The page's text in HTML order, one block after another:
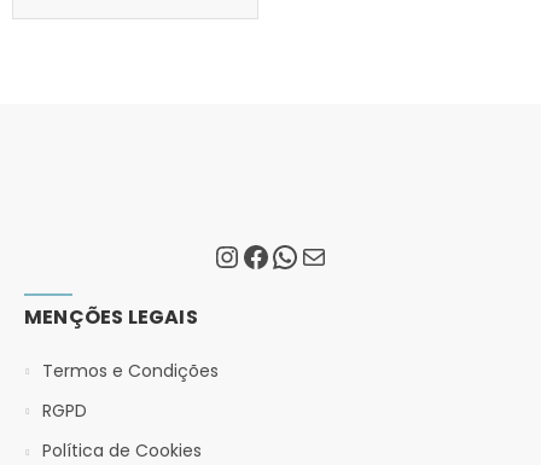
MENÇÕES LEGAIS
Termos e Condições
RGPD
Política de Cookies